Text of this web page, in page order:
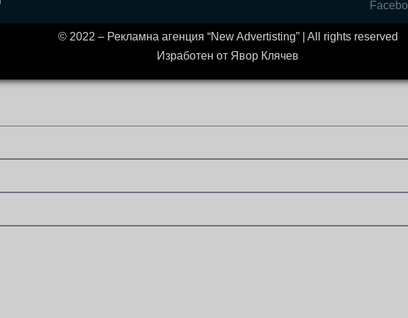
© 2022 – Рекламна агенция “New Advertisting” | All rights reserved
Изработен от Явор Клячев